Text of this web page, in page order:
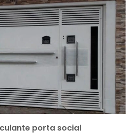
porta social